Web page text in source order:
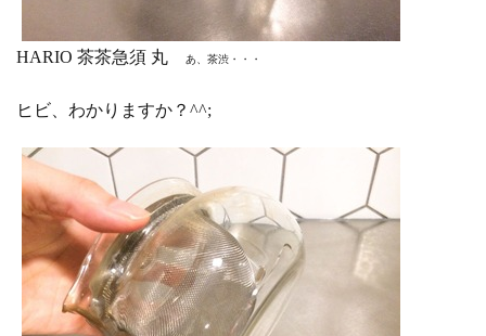
HARIO 茶茶急須 丸 あ、茶渋・・・
ヒビ、わかりますか？^^;